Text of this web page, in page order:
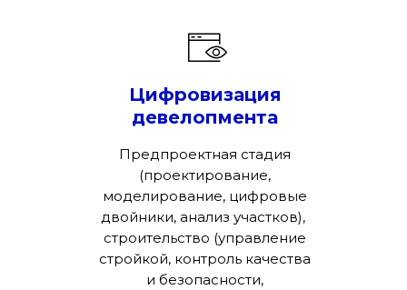
Цифровизация
девелопмента
Предпроектная стадия
(проектирование,
моделирование, цифровые
двойники, анализ участков),
строительство (управление
стройкой, контроль качества
и безопасности,